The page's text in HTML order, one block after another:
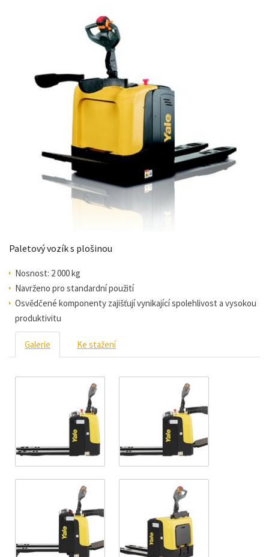
Paletový vozík s plošinou
Nosnost: 2 000 kg
Navrženo pro standardní použití
Osvědčené komponenty zajišťují vynikající spolehlivost a vysokou
produktivitu
Galerie Ke stažení